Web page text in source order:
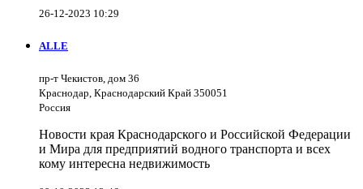
26-12-2023 10:29
ALLE
пр-т Чекистов, дом 36
Краснодар, Краснодарский Край 350051
Россия
Новости края Краснодарского и Российской Федерации
и Мира для предприятий водного транспорта и всех
кому интересна недвижимость